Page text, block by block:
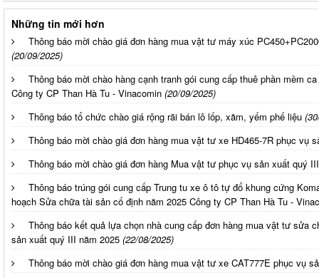
Những tin mới hơn
Thông báo mời chào giá đơn hàng mua vật tư máy xúc
(20/09/2025)
Thông báo mời chào hàng cạnh tranh gói cung cấp thuê phần mềm
Công ty CP Than Hà Tu - Vinacomin (20/09/2025)
Thông báo tổ chức chào giá rộng rãi bán lô lốp, xăm, yếm phế liệu
Thông báo mời chào giá đơn hàng mua vật tư xe HD465-7R phục vụ
Thông báo mời chào giá đơn hàng Mua vật tư phục vụ sản xuất quý
Thông báo trúng gói cung cấp Trung tu xe ô tô tự đổ khung cứng
hoạch Sửa chữa tài sản cố định năm 2025 Công ty CP Than Hà Tu -
Thông báo kết quả lựa chọn nhà cung cấp đơn hàng mua vật tư sửa
sản xuất quý III năm 2025 (22/08/2025)
Thông báo mời chào giá đơn hàng mua vật tư xe CAT777E phục vụ